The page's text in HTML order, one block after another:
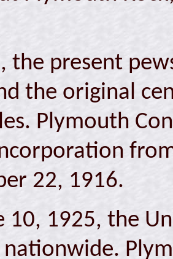
the present
the original
Plymouth
22, 1916.
10, 1925, the